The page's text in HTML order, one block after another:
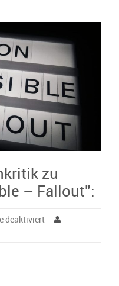
zu
– Fallout”:
deaktiviertfür